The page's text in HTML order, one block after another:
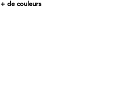
+ de couleurs